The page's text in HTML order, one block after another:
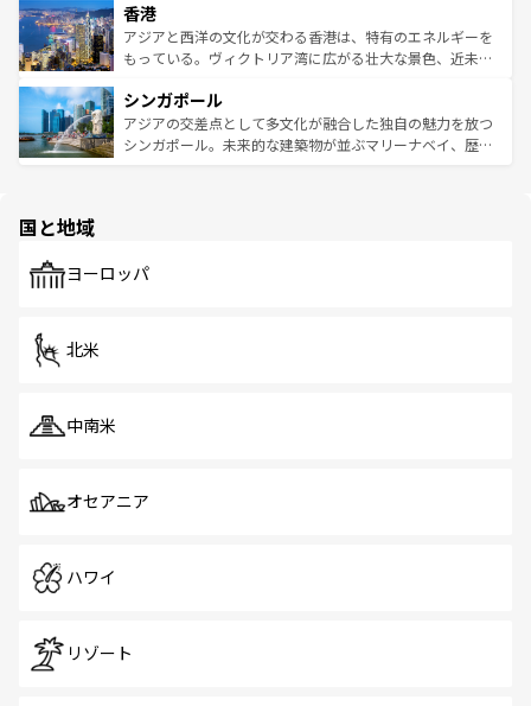
とつ。フォーやバインミー、ベトナムコーヒーなどは、ぜ
ひ現地で味わいたい。どの地域を訪れてもあたたかい人々
が旅行者を迎えてくれるので、きっと忘れられない旅にな
参照してほしい。
の活気が交差している。北部ではチェンマイなどの山岳地
帯で自然と触れ合い、南部ではプーケットやクラビの美し
いビーチでリゾート気分を楽しむことができる。タイ料理
激する。気候は一年中温暖で、どの季節にも異なる楽しみ
が待っている。親しみやすいタイの人々、仏教を中心とし
た文化、そして多様な観光資源が、訪れる旅人を魅了し続
香港
アジアと西洋の文化が交わる香港は、特有のエネルギーを
もっている。ヴィクトリア湾に広がる壮大な景色、近未来
み、どこを訪れても感動するはず。観光スポットが密集し
ており、効率よく見どころを回れるのも魅力。息をのむよ
うな絶景から文化的な体験まで、香港を存分に楽しみ尽く
シンガポール
アジアの交差点として多文化が融合した独自の魅力を放つ
シンガポール。未来的な建築物が並ぶマリーナベイ、歴史
で、ホーカーズは地元の風情を楽しめる外せないスポット
国と地域
ヨーロッパ
北米
中南米
オセアニア
ハワイ
リゾート